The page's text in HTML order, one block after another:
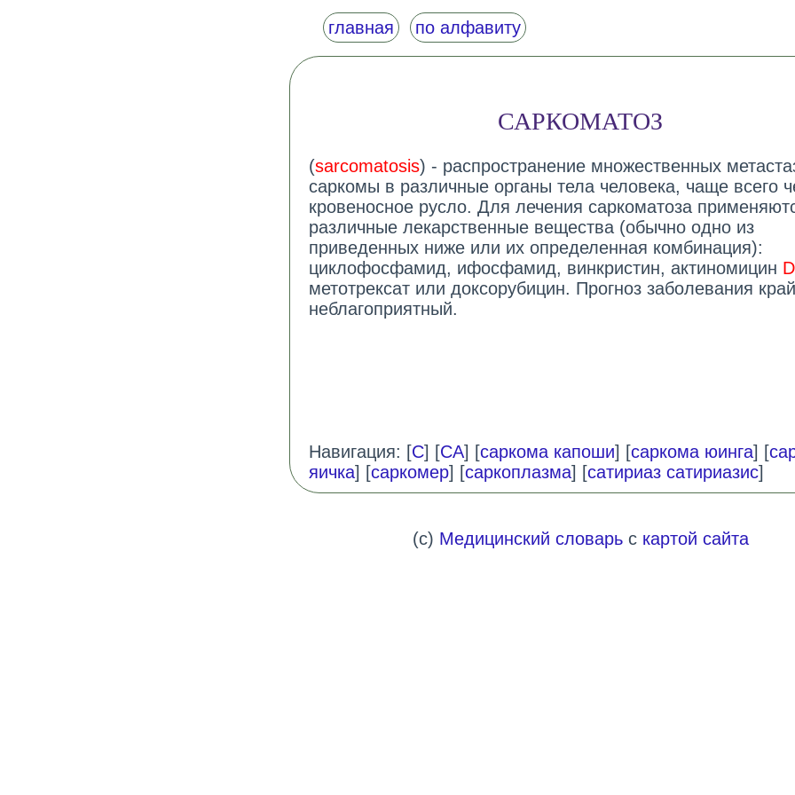
главная по алфавиту
САРКОМАТОЗ
(sarcomatosis) - распространение множественных
саркомы в различные органы тела человека, чаще всего
кровеносное русло. Для лечения саркоматоза
различные лекарственные вещества (обычно одно из
приведенных ниже или их определенная комбинация):
циклофосфамид, ифосфамид, винкристин, актиномицин D
метотрексат или доксорубицин. Прогноз заболевания
неблагоприятный.
Навигация: [С] [СА] [саркома капоши] [саркома юинга] [
яичка] [саркомер] [саркоплазма] [сатириаз сатириазис]
(c) Медицинский словарьс картой сайта